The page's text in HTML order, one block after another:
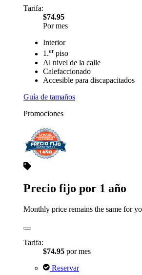
Tarifa:
$74.95
Por mes
Interior
1.erpiso
Al nivel de la calle
Calefaccionado
Accesible para discapacitados
Guía de tamaños
Promociones
Precio fijo por 1 año
Monthly price remains the same for
Tarifa:
$74.95 por mes
Reservar